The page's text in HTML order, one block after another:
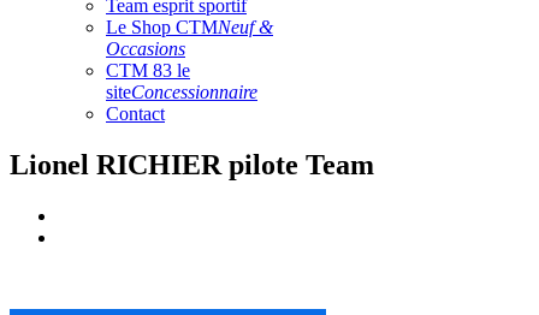
Team esprit sportif
Le Shop CTMNeuf &
Occasions
CTM 83 le
siteConcessionnaire
Contact
Lionel RICHIER pilote Team